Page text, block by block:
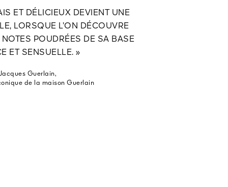
ET DÉLICIEUX DEVIENT UNE
LORSQUE L’ON DÉCOUVRE
NOTES POUDRÉES DE SA BASE
ET SENSUELLE. »
Guerlain,
de la maison Guerlain